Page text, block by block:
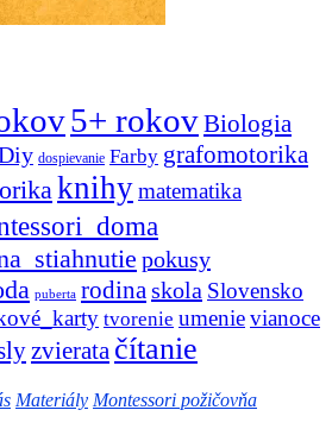
5+ rokovBiologia
dospievanie Farby grafomotorika
knihymatematika
pokusy
puberta rodina skola Slovensko
tvorenie umenievianoce
zvierata čítanie
Materiály Montessori požičovňa